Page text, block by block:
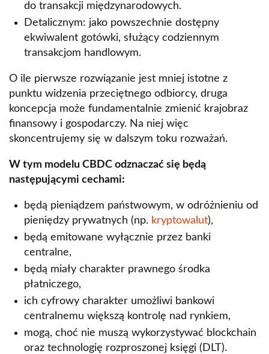
do transakcji międzynarodowych.
Detalicznym: jako powszechnie dostępny
ekwiwalent gotówki, służący codziennym
transakcjom handlowym.
O ile pierwsze rozwiązanie jest mniej istotne z
punktu widzenia przeciętnego odbiorcy, druga
koncepcja może fundamentalnie zmienić krajobraz
finansowy i gospodarczy. Na niej więc
skoncentrujemy się w dalszym toku rozważań.
W tym modelu CBDC odznaczać się będą
następującymi cechami:
będą pieniądzem państwowym, w odróżnieniu od
pieniędzy prywatnych (np. kryptowalut),
będą emitowane wyłącznie przez banki
centralne,
będą miały charakter prawnego środka
płatniczego,
ich cyfrowy charakter umożliwi bankowi
centralnemu większą kontrolę nad rynkiem,
mogą, choć nie muszą wykorzystywać blockchain
oraz technologię rozproszonej księgi (DLT).